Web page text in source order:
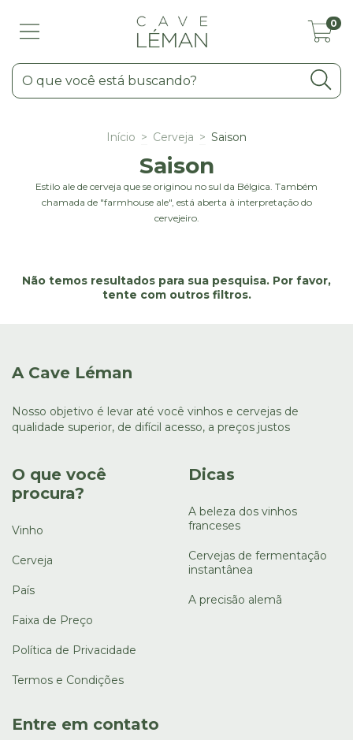
0
Início > Cerveja > Saison
Saison
Estilo ale de cerveja que se originou no sul da Bélgica. Também
chamada de "farmhouse ale", está aberta à interpretação do
cervejeiro.
Não temos resultados para sua pesquisa. Por favor,
tente com outros filtros.
A Cave Léman
Nosso objetivo é levar até você vinhos e cervejas de
qualidade superior, de difícil acesso, a preços justos
O que você
procura?
Vinho
Cerveja
País
Faixa de Preço
Política de Privacidade
Termos e Condições
Dicas
A beleza dos vinhos
franceses
Cervejas de fermentação
instantânea
A precisão alemã
Entre em contato